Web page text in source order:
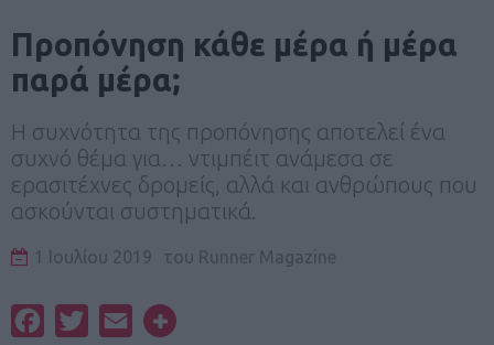
Προπόνηση κάθε μέρα ή μέρα
παρά μέρα;
Η συχνότητα της προπόνησης αποτελεί ένα
συχνό θέμα για… ντιμπέιτ ανάμεσα σε
ερασιτέχνες δρομείς, αλλά και ανθρώπους που
ασκούνται συστηματικά.
1 Ιουλίου 2019 του Runner Magazine
FacebookTwitterEmail